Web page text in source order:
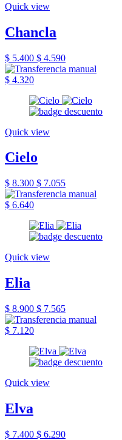
Quick view
Chancla
$ 5.400 $ 4.590
$ 4.320
Quick view
Cielo
$ 8.300 $ 7.055
$ 6.640
Quick view
Elia
$ 8.900 $ 7.565
$ 7.120
Quick view
Elva
$ 7.400 $ 6.290